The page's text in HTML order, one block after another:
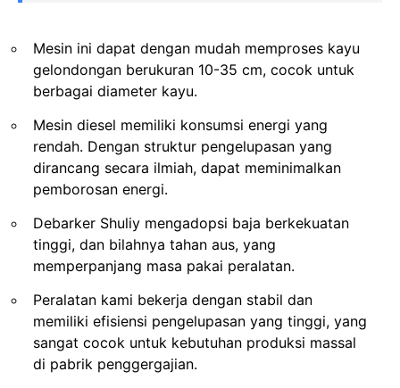
Mesin ini dapat dengan mudah memproses kayu
gelondongan berukuran 10-35 cm, cocok untuk
berbagai diameter kayu.
Mesin diesel memiliki konsumsi energi yang
rendah. Dengan struktur pengelupasan yang
dirancang secara ilmiah, dapat meminimalkan
pemborosan energi.
Debarker Shuliy mengadopsi baja berkekuatan
tinggi, dan bilahnya tahan aus, yang
memperpanjang masa pakai peralatan.
Peralatan kami bekerja dengan stabil dan
memiliki efisiensi pengelupasan yang tinggi, yang
sangat cocok untuk kebutuhan produksi massal
di pabrik penggergajian.